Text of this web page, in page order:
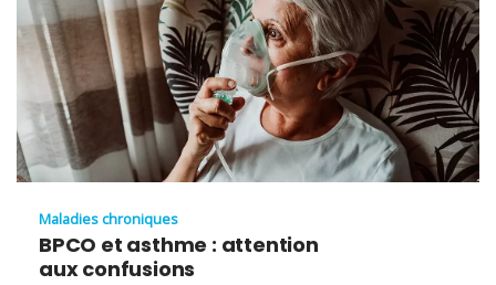
Maladies chroniques
BPCO et asthme : attention
aux confusions